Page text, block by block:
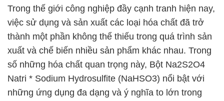
Trong thế giới công nghiệp đầy cạnh tranh hiện nay,
việc sử dụng và sản xuất các loại hóa chất đã trở
thành một phần không thể thiếu trong quá trình sản
xuất và chế biến nhiều sản phẩm khác nhau. Trong
số những hóa chất quan trọng này, Bột Na2S2O4
Natri * Sodium Hydrosulfite (NaHSO3) nổi bật với
những ứng dụng đa dạng và ý nghĩa to lớn trong